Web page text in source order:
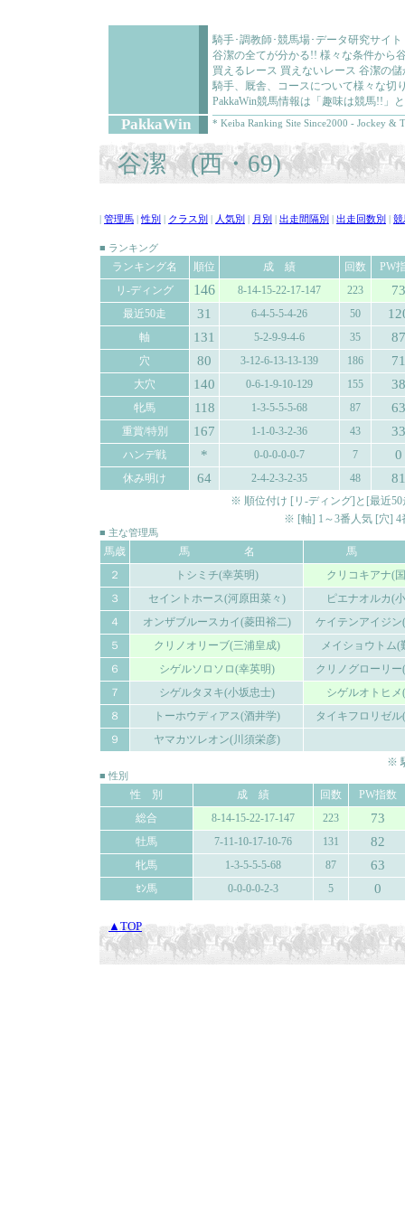
騎手･調教師･競馬場･データ研究サイ
谷潔の全てが分かる!! 様々な条件から
買えるレース 買えないレース 谷潔の
騎手、厩舎、コースについて様々な切
PakkaWin競馬情報は「趣味は競馬!!」
PakkaWin * Keiba Ranking Site Since2000 - Jockey &
谷潔 (西・69)
管理馬 |性別 クラス別 人気別 月別 出走間隔別 出走回数別 競
■ ランキング
ランキング名 順位 成 績 回数
PW
リ-ディング
146 8-14-15-22-17-147 223 73
最近50走 31 6-4-5-5-4-26 50
軸 131 5-2-9-9-4-6 35 87
穴 80 3-12-6-13-13-139 186 71
大穴 140 0-6-1-9-10-129 155 38
牝馬 118 1-3-5-5-5-68 87 63
重賞/特別 167 1-1-0-3-2-36 43 33
ハンデ戦 * 0-0-0-0-0-7 7 0
休み明け 64 2-4-2-3-2-35 48 81
※ 順位付け [リ-ディング]と[最近
※ [軸] 1～3番人気 [穴] 4
■ 主な管理馬
馬歳 馬 名
馬
２
トシミチ(幸英明)
クリコキアナ(
３
セイントホース(河原田菜々)
ピエナオルカ(
４
オンザブルースカイ(菱田裕二)
ケイテンアイジ
５
クリノオリーブ(三浦皇成)
メイショウトム(
６
シゲルソロソロ(幸英明)
クリノグローリ
７
シゲルタヌキ(小坂忠士)
シゲルオトヒ
８
トーホウディアス(酒井学)
タイキフロリゼ
９
ヤマカツレオン(川須栄彦)
※
■ 性別
性 別 成 績 回数
PW指数
総合
8-14-15-22-17-147 223 73
牡馬 7-11-10-17-10-76 131 82
牝馬 1-3-5-5-5-68 87 63
ｾﾝ馬 0-0-0-0-2-3 5 0
▲TOP